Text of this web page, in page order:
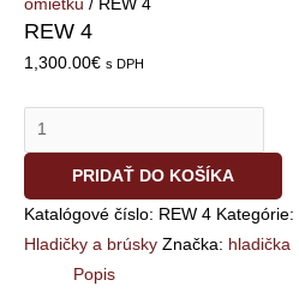
omietku / REW 4
REW 4
1,300.00€ s DPH
PRIDAŤ DO KOŠÍKA
Katalógové číslo: REW 4 Kategórie:
Hladičky a brúsky Značka: hladička
Popis